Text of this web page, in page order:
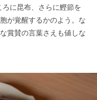
に昆布、さらに鰹節を
が覚醒するかのよう。な
賞賛の言葉さえも値しな